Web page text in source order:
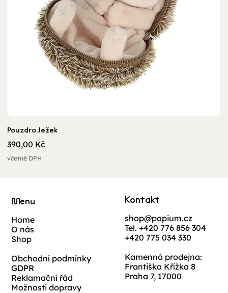
Pouzdro Ježek
Cena
390,00 Kč
včetně DPH
Kontakt
shop@papium.cz
Tel. +420 776 856 304
+420 775 034 330
Kamenná prodejna:
Františka Křížka 8
Praha 7, 17000
Menu
Home
O nás
Shop
Obchodní podmínky
GDPR
Reklamační řád
Možnosti dopravy